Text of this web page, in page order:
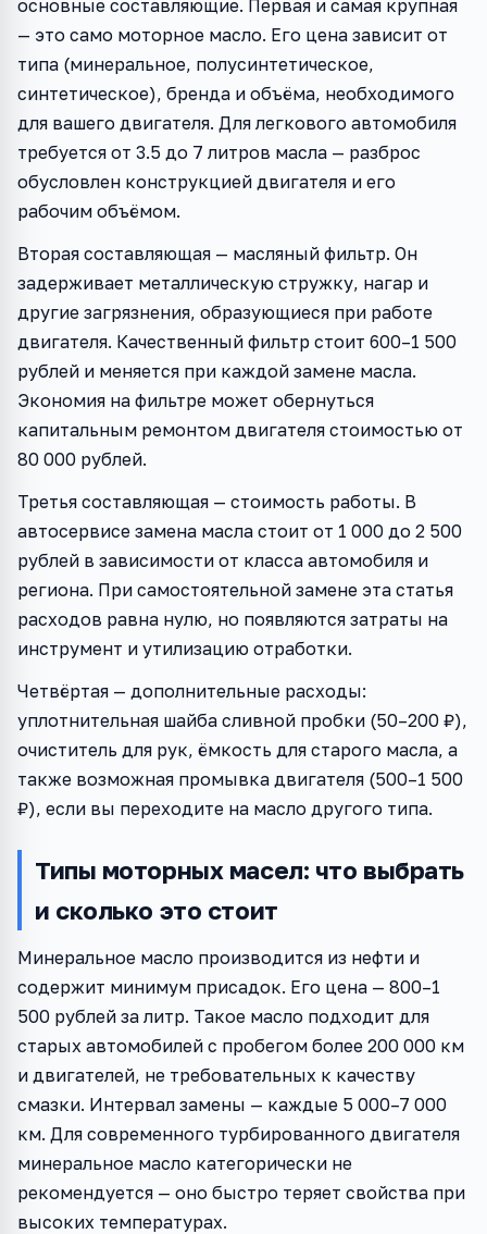
основные составляющие. Первая и самая крупная
— это само моторное масло. Его цена зависит от
типа (минеральное, полусинтетическое,
синтетическое), бренда и объёма, необходимого
для вашего двигателя. Для легкового автомобиля
требуется от 3.5 до 7 литров масла — разброс
обусловлен конструкцией двигателя и его
рабочим объёмом.
Вторая составляющая — масляный фильтр. Он
задерживает металлическую стружку, нагар и
другие загрязнения, образующиеся при работе
двигателя. Качественный фильтр стоит 600–1 500
рублей и меняется при каждой замене масла.
Экономия на фильтре может обернуться
капитальным ремонтом двигателя стоимостью от
80 000 рублей.
Третья составляющая — стоимость работы. В
автосервисе замена масла стоит от 1 000 до 2 500
рублей в зависимости от класса автомобиля и
региона. При самостоятельной замене эта статья
расходов равна нулю, но появляются затраты на
инструмент и утилизацию отработки.
Четвёртая — дополнительные расходы:
уплотнительная шайба сливной пробки (50–200 ₽),
очиститель для рук, ёмкость для старого масла, а
также возможная промывка двигателя (500–1 500
₽), если вы переходите на масло другого типа.
Типы моторных масел: что выбрать
и сколько это стоит
Минеральное масло производится из нефти и
содержит минимум присадок. Его цена — 800–1
500 рублей за литр. Такое масло подходит для
старых автомобилей с пробегом более 200 000 км
и двигателей, не требовательных к качеству
смазки. Интервал замены — каждые 5 000–7 000
км. Для современного турбированного двигателя
минеральное масло категорически не
рекомендуется — оно быстро теряет свойства при
высоких температурах.